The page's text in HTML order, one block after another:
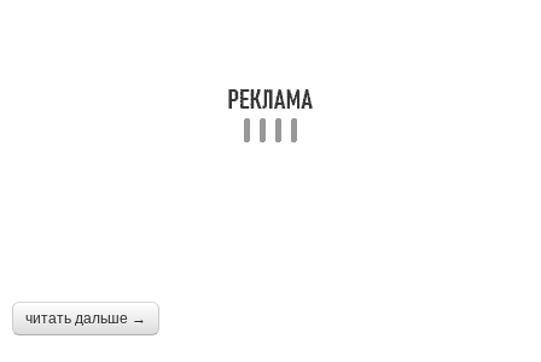
читать дальше →